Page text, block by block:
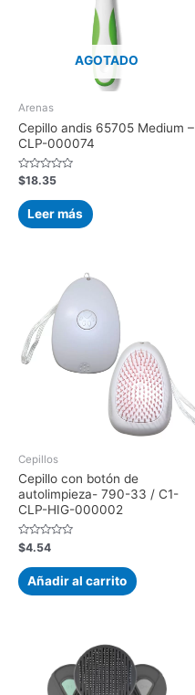
AGOTADO
Arenas
Cepillo andis 65705 Medium –
CLP-000074
Valorado
con
de
5
$18.35
Leer más
Cepillos
Cepillo con botón de
autolimpieza- 790-33 / C1-
CLP-HIG-000002
Valorado
con
de
5
$4.54
Añadir al carrito